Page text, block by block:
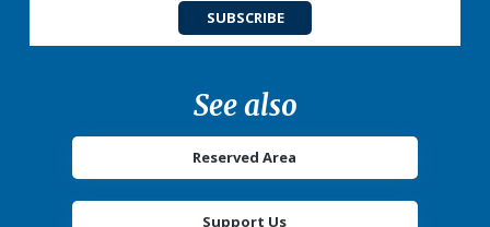
SUBSCRIBE
See also
Reserved Area
Support Us